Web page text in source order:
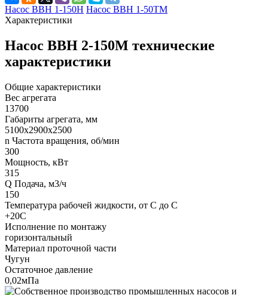
Насос ВВН 1-150Н Насос ВВН 1-50ТМ
Характеристики
Насос ВВН 2-150М технические
характеристики
Общие характеристики
Вес агрегата
13700
Габариты агрегата, мм
5100х2900х2500
n Частота вращения, об/мин
300
Мощность, кВт
315
Q Подача, м3/ч
150
Температура рабочей жидкости, от С до С
+20С
Исполнение по монтажу
горизонтальный
Материал проточной части
Чугун
Остаточное давление
0,02мПа